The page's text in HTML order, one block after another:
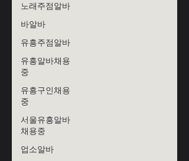
노래주점알바
바알바
유흥주점알바
유흥알바채용
중
유흥구인채용
중
서울유흥알바
채용중
업소알바